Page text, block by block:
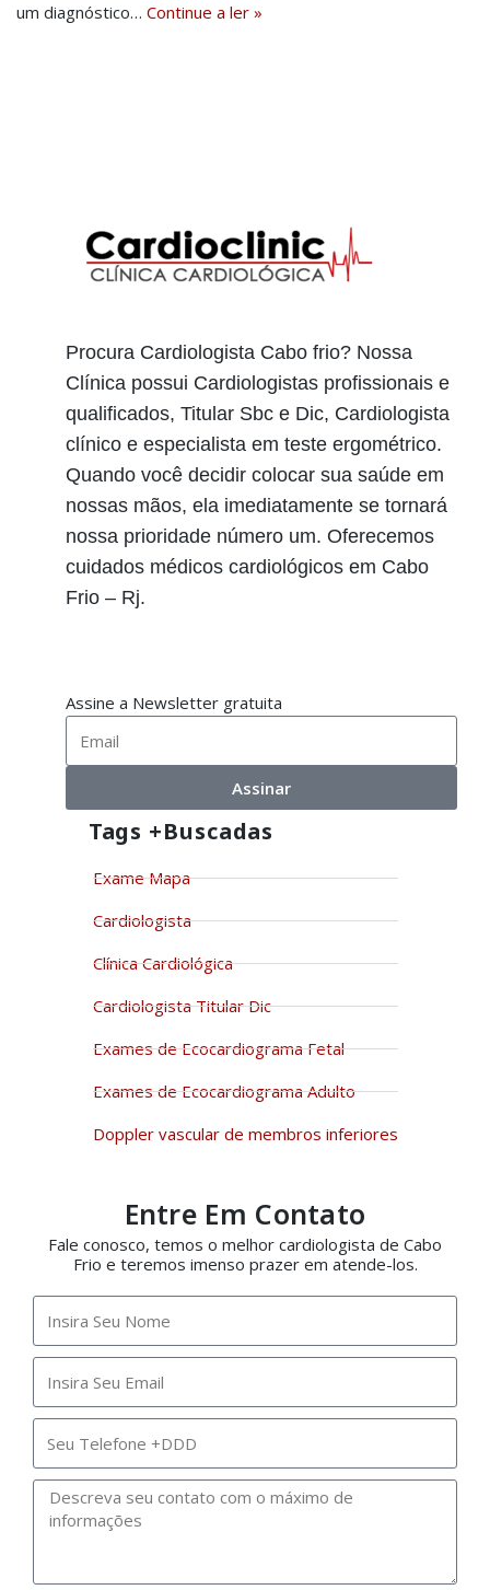
um diagnóstico… Continue a ler »
Procura Cardiologista Cabo frio? Nossa
Clínica possui Cardiologistas profissionais e
qualificados, Titular Sbc e Dic, Cardiologista
clínico e especialista em teste ergométrico.
Quando você decidir colocar sua saúde em
nossas mãos, ela imediatamente se tornará
nossa prioridade número um. Oferecemos
cuidados médicos cardiológicos em Cabo
Frio – Rj.
Assine a Newsletter gratuita
Assinar
Tags +buscadas
Exame Mapa
Cardiologista
Clínica Cardiológica
Cardiologista Titular Dic
Exames de Ecocardiograma Fetal
Exames de Ecocardiograma Adulto
Doppler vascular de membros inferiores
Entre Em Contato
Fale conosco, temos o melhor cardiologista de Cabo
Frio e teremos imenso prazer em atende-los.